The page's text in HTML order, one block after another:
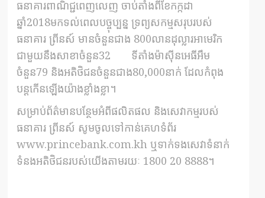
ធនាគារពាណិជ្ជពេញលេញ ចាប់តាំងពីខែកក្កដា
ឆ្នាំ2018មកទល់ពេលបច្ចុប្បន្ន ទ្រព្យសកម្មសរុបរបស់
ធនាគារ ព្រីនស៍ មានចំនួនជាង 800លានដុល្លារអាមេរិក
ជាមួយនឹងសាខាចំនួន32 ទីតាំងម៉ាស៊ីនអេធីអឹម
ចំនួន79 និងអតិថិជនចំនួនជាង80,000នាក់ ដែលកំពុង
បន្តកើនឡើងយ៉ាងខ្លាំងខ្លា។
សម្រាប់ព័ត៌មានបន្ថែមអំពីផលិតផល និងសេវាកម្មរបស់
ធនាគារ ព្រីនស៍ សូមចូលទៅកាន់គេហទំព័រ
www.princebank.com.kh ឬទាក់ទងសេវាទំនាក់
ទំនងអតិថិជនរបស់យើងតាមរយៈ 1800 20 8888។